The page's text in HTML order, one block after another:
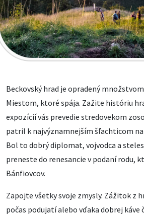
Beckovský hrad je opradený
Miestom, ktoré spája. Zažite históriu
expozícií vás prevedie stredovekom
patril k najvýznamnejším šľachticom
Bol to dobrý diplomat, vojvodca a
preneste do renesancie v podaní rodu,
Bánfiovcov.
Zapojte všetky svoje zmysly. Zážitok z
počas podujatí alebo vďaka dobrej